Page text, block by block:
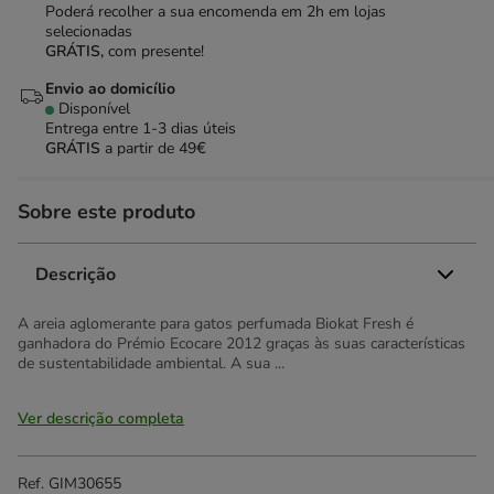
Poderá recolher a sua encomenda em 2h em lojas
selecionadas
GRÁTIS, com presente!
Envio ao domicílio
Disponível
Entrega entre 1-3 dias úteis
GRÁTIS a partir de 49€
Sobre este produto
Descrição
A areia aglomerante para gatos perfumada Biokat Fresh é
ganhadora do Prémio Ecocare 2012 graças às suas características
de sustentabilidade ambiental. A sua ...
Ver descrição completa
Ref. GIM30655